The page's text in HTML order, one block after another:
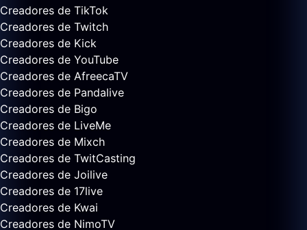
Creadores de TikTok
Creadores de Twitch
Creadores de Kick
Creadores de YouTube
Creadores de AfreecaTV
Creadores de Pandalive
Creadores de Bigo
Creadores de LiveMe
Creadores de Mixch
Creadores de TwitCasting
Creadores de Joilive
Creadores de 17live
Creadores de Kwai
Creadores de NimoTV